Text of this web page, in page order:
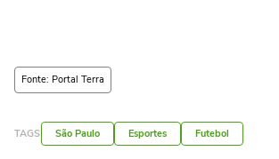
Fonte: Portal Terra
TAGS São Paulo Esportes Futebol